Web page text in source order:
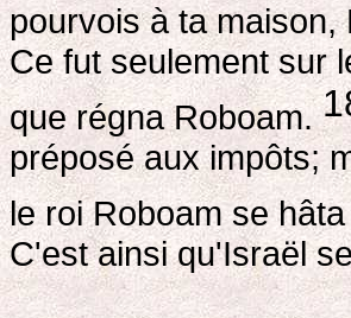
pourvois à ta
Ce fut seulement sur
que régna Roboam.
préposé aux impôts;
le roi Roboam se
C'est ainsi qu'Israël